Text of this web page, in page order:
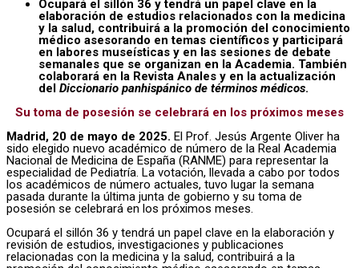
Ocupará el sillón 36 y tendrá un papel clave en la
elaboración de estudios relacionados con la medicina
y la salud, contribuirá a la promoción del conocimiento
médico asesorando en temas científicos y participará
en labores museísticas y en las sesiones de debate
semanales que se organizan en la Academia. También
colaborará en la Revista Anales y en la actualización
del Diccionario panhispánico de términos médicos.
Su toma de posesión se celebrará en los próximos meses
Madrid, 20 de mayo de 2025. El Prof. Jesús Argente Oliver ha
sido elegido nuevo académico de número de la Real Academia
Nacional de Medicina de España (RANME) para representar la
especialidad de Pediatría. La votación, llevada a cabo por todos
los académicos de número actuales, tuvo lugar la semana
pasada durante la última junta de gobierno y su toma de
posesión se celebrará en los próximos meses.
Ocupará el sillón 36 y tendrá un papel clave en la elaboración y
revisión de estudios, investigaciones y publicaciones
relacionadas con la medicina y la salud, contribuirá a la